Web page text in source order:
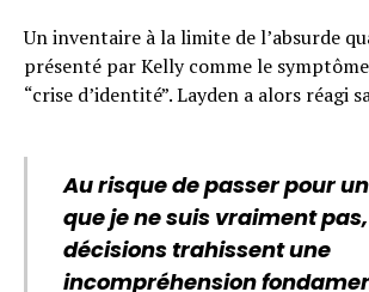
Un inventaire à la limite de l’absurde
présenté par Kelly comme le
“crise d’identité”. Layden a alors réagi
Au risque de passer pour
que je ne suis vraiment
décisions trahissent une
incompréhension